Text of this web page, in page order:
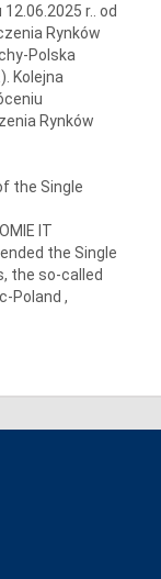
r.. od
Rynków
Polska
Kolejna
Rynków
the Single
IT
the Single
the so-called
Poland ,